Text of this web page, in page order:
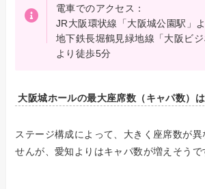
電車でのアクセス：
JR大阪環状線「大阪城公園駅」
地下鉄長堀鶴見緑地線「大阪ビジ
より徒歩5分
大阪城ホールの最大座席数（キャパ数）
ステージ構成によって、大きく座席数が異
せんが、愛知よりはキャパ数が増えそうで